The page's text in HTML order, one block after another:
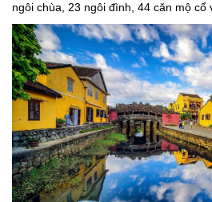
ngôi chùa, 23 ngôi đình, 44 căn mộ cổ